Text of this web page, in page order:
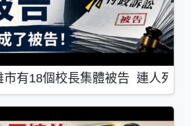
市有18個校長集體被告 連人死了